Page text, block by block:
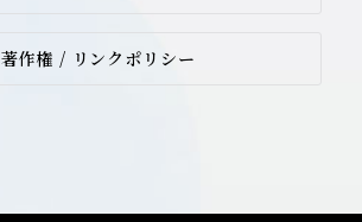
著作権 / リンクポリシー